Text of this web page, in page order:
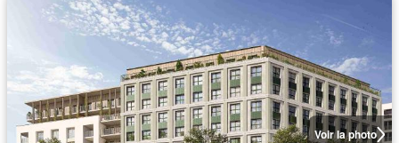
Voir la photo